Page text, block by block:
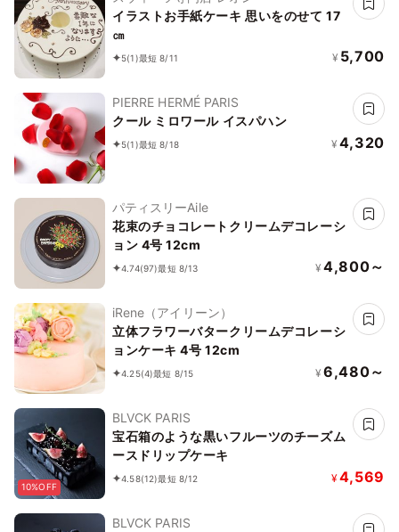
イラストお手紙ケーキ 思いをのせて 17
㎝
5(1)最短 8/11 ¥ 5,700
PIERRE HERMÉ PARIS
クール ミロワール イスパハン
5(1)最短 8/18 ¥ 4,320
パティスリーAile
花束のチョコレートクリームデコレーシ
ョン 4号 12cm
4.74(97)最短 8/13 ¥ 4,800～
iRene（アイリーン）
立体フラワーバタークリームデコレーシ
ョンケーキ 4号 12cm
4.25(4)最短 8/15 ¥ 6,480～
10%OFF
BLVCK PARIS
宝石箱のような黒いフルーツのチーズム
ースドリップケーキ
4.58(12)最短 8/12 ¥4,569
BLVCK PARIS